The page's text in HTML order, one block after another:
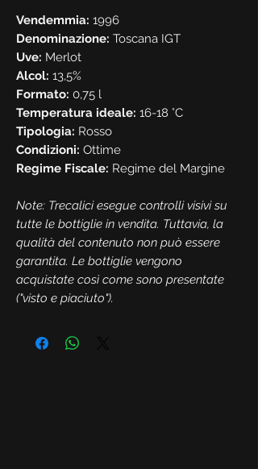
Vendemmia: 1996
Denominazione: Toscana IGT
Uve: Merlot
Alcol: 13,5%
Formato: 0,75 l
Temperatura ideale: 16-18 °C
Tipologia: Rosso
Condizioni: Ottime
Regime Fiscale: Regime del Margine
Note: Trecalici esegue controlli visivi su
tutte le bottiglie in vendita. Tuttavia, la
qualità del contenuto non può essere
garantita. Le bottiglie vengono
acquistate così come sono presentate
("visto e piaciuto").